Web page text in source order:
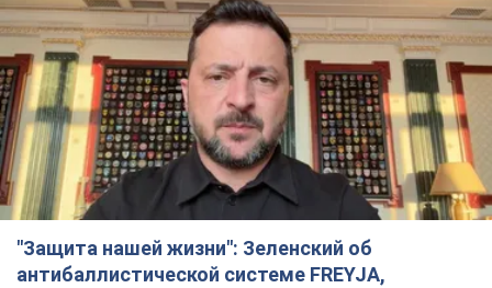
"Защита нашей жизни": Зеленский об
антибаллистической системе FREYJA,